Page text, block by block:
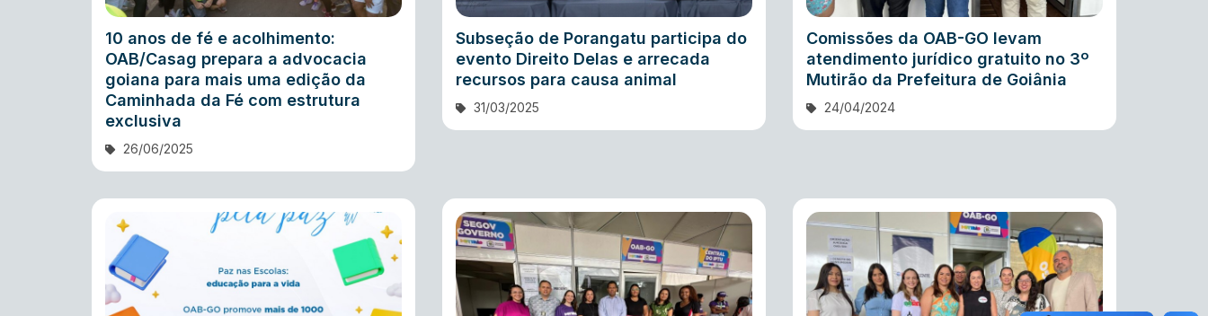
10 anos de fé e acolhimento:
OAB/Casag prepara a advocacia
goiana para mais uma edição da
Caminhada da Fé com estrutura
exclusiva
26/06/2025
Subseção de Porangatu participa do
evento Direito Delas e arrecada
recursos para causa animal
31/03/2025
Comissões da OAB-GO levam
atendimento jurídico gratuito no 3º
Mutirão da Prefeitura de Goiânia
24/04/2024